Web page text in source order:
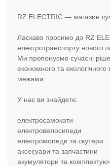
RZ ELECTRIC — магазин
Ласкаво просимо до RZ
електротранспорту нового
Ми пропонуємо сучасні
економного та
межами.
У нас ви знайдете:
електросамокати
електровелосипеди
електромопеди та скутери
аксесуари та запчастини
акумулятори та